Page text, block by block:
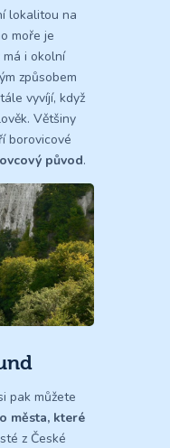
lokalitou na
moře je
má i okolní
způsobem
vyvíjí, když
Většiny
borovicové
původ.
pak můžete
města, které
z České